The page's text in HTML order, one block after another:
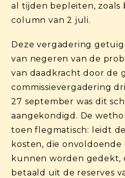
al tijden bepleiten, zoals
column van 2 juli.
Deze vergadering
van negeren van de
van daadkracht door de
commissievergadering
27 september was dit
aangekondigd. De
toen flegmatisch: leidt
kosten, die
kunnen worden gedekt,
betaald uit de reserves